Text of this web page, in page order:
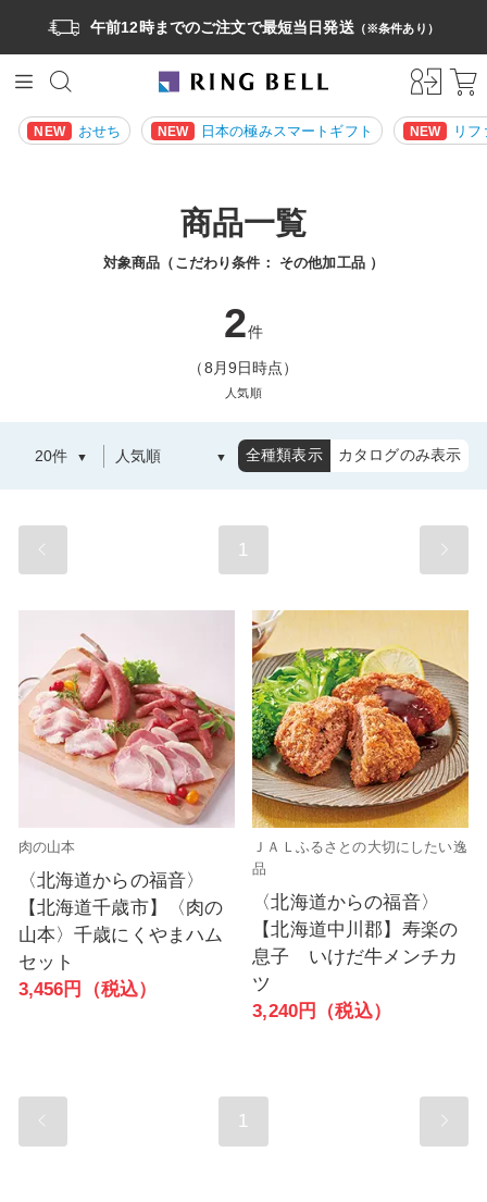
午前12時までのご注文で最短当日発送（※条件あり）
NEW おせち NEW 日本の極みスマートギフト NEW リ
商品一覧
対象商品（こだわり条件： その他加工品）
2件
（8月9日時点）
人気順
全種類表示 カタログのみ表示
1
肉の山本
〈北海道からの福音〉
【北海道千歳市】〈肉の
山本〉千歳にくやまハム
セット
3,456円（税込）
ＪＡＬふるさとの大切にしたい逸
品
〈北海道からの福音〉
【北海道中川郡】寿楽の
息子 いけだ牛メンチカ
ツ
3,240円（税込）
1